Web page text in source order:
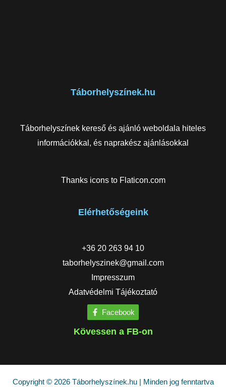
Táborhelyszínek.hu
Táborhelyszínek kereső és ajánló weboldala hiteles
információkkal, és naprakész ajánlásokkal
Thanks icons to Flaticon.com
Elérhetőségeink
+36 20 263 94 10
taborhelyszinek@gmail.com
Impresszum
Adatvédelmi Tájékoztató
Facebook
Kövessen a FB-on
Copyright © 2026 Táborhelyszínek.hu | Minden jog fenntartva